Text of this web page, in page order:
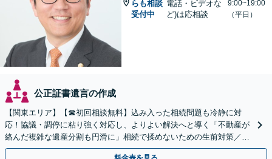
らも相談
受付中
電話・ビデオな
ど)は応相談
9:00~19:00
（平日）
公正証書遺言の作成
【関東エリア】【☎︎初回相談無料】込み入った相続問題も冷静に対
応！協議・調停に粘り強く対応し、よりよい解決へと導く「不動産が
絡んだ複雑な遺産分割も円滑に」相続で揉めないための生前対策／遺
言書の作成から執行【夜間相談可】【有楽町駅1分】